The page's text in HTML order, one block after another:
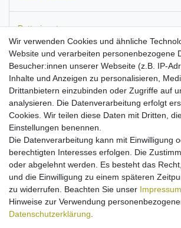
Batterieentsorgung
Informationen zur Produktsicherheit
Passend für OnePlus X E1000, 2 Global,
kompaktes Reise-Ladegerät mit flexibler
Eingangsspannung
Micro-USB-Anschluss
Input: 100-250V
Ausgangsleistung: 5V/2A
Farbe: schwarz
Kabellänge ca. 1,10m
Wir verwenden Cookies und ähnliche
Website und verarbeiten personenbezogene
Besucher:innen unserer Webseite (z.B. IP-
Inhalte und Anzeigen zu personalisieren,
Drittanbietern einzubinden oder Zugriffe auf
analysieren. Die Datenverarbeitung erfolgt
Cookies. Wir teilen diese Daten mit Dritten,
Einstellungen benennen.
Die Datenverarbeitung kann mit Einwilligung
berechtigten Interesses erfolgen. Die
oder abgelehnt werden. Es besteht das
und die Einwilligung zu einem späteren
zu widerrufen. Beachten Sie unser Impressum
Hinweise zur Verwendung
Daten­schutz­erklärung